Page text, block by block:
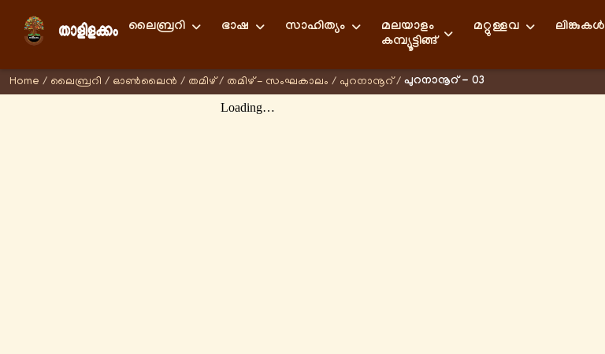
ലൈബ്രറി ഭാഷ സാഹിത്യം
മലയാളം
കമ്പ്യൂട്ടിങ്ങ്
മറ്റുള്ളവ ലിങ്കുകള്‍
Home / ലൈബ്രറി / ഓണ്‍ലൈന്‍ / തമിഴ് / തമിഴ് - സംഘകാലം / പുറനാനൂറ് / പുറനാനൂറ് - 03